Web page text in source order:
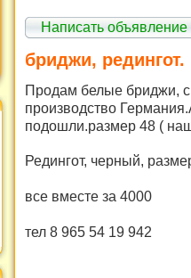
Написать объявление
бриджи, редингот.
Продам белые бриджи,
производство
подошли.размер 48 (
Редингот, черный,
все вместе за 4000
тел 8 965 54 19 942